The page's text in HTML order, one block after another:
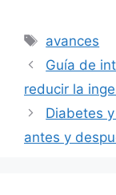
Etiquetas
avances
Guía de
reducir la
Diabetes
antes y